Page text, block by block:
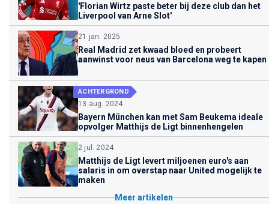
'Florian Wirtz paste beter bij deze club dan het
Liverpool van Arne Slot'
21 jan. 2025
Real Madrid zet kwaad bloed en probeert
aanwinst voor neus van Barcelona weg te kapen
ACHTERGROND
13 aug. 2024
Bayern München kan met Sam Beukema ideale
opvolger Matthijs de Ligt binnenhengelen
2 jul. 2024
Matthijs de Ligt levert miljoenen euro's aan
salaris in om overstap naar United mogelijk te
maken
Meer artikelen